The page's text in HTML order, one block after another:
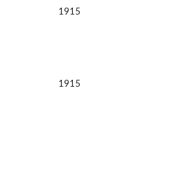
1915
1915